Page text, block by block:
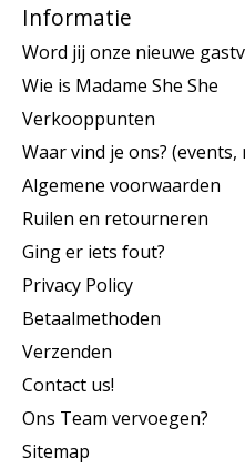
Informatie
Word jij onze nieuwe
Wie is Madame She She
Verkooppunten
Waar vind je ons?
Algemene voorwaarden
Ruilen en retourneren
Ging er iets fout?
Privacy Policy
Betaalmethoden
Verzenden
Contact us!
Ons Team vervoegen?
Sitemap